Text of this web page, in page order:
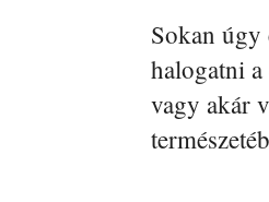
Sokan úgy
halogatni
vagy akár